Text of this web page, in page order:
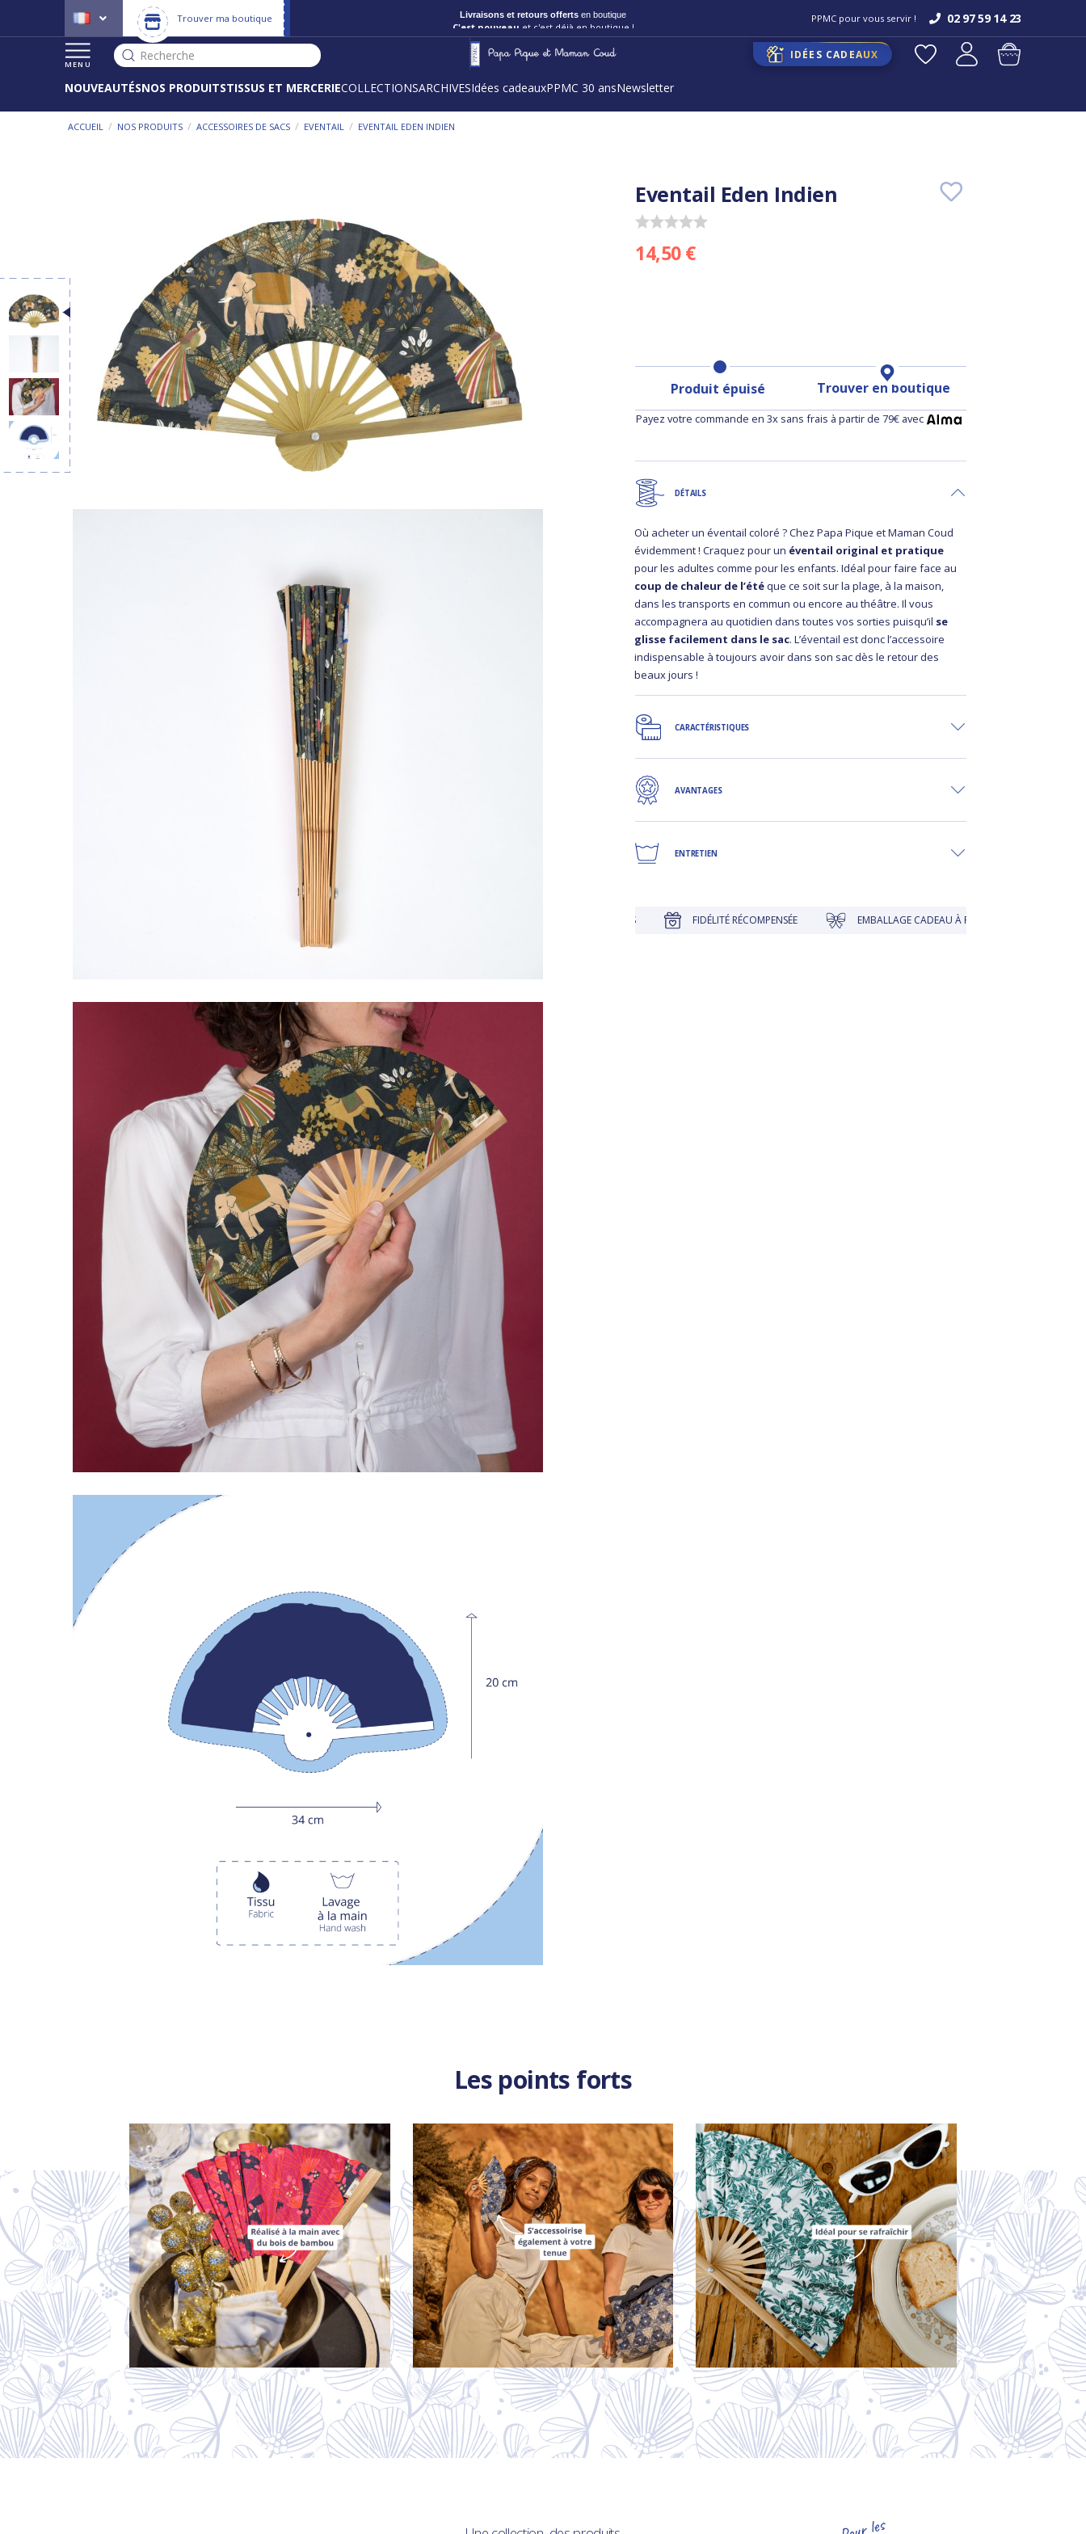
Trouver ma boutique C'est nouveau et c'est déjà en boutique ! PPMC pour vous servir ! 02 97 59 14 23
MENU
Recherche IDÉES CADEAUX
NOUVEAUTÉSNOS PRODUITSTISSUS ET MERCERIECOLLECTIONSARCHIVESIdées cadeauxPPMC 30 ansNewsletter
ACCUEIL / NOS PRODUITS / ACCESSOIRES DE SACS / EVENTAIL / EVENTAIL EDEN INDIEN
Eventail Eden Indien
14,50 €
Produit épuisé Trouver en boutique
Payez votre commande en 3x sans frais à partir de 79€ avec
DÉTAILS
Où acheter un éventail coloré ? Chez Papa Pique et Maman Coud
évidemment ! Craquez pour un éventail original et pratique
pour les adultes comme pour les enfants. Idéal pour faire face au
coup de chaleur de l’étéque ce soit sur la plage, à la maison,
dans les transports en commun ou encore au théâtre. Il vous
accompagnera au quotidien dans toutes vos sorties puisqu’il se
glisse facilement dans le sac. L’éventail est donc l’accessoire
indispensable à toujours avoir dans son sac dès le retour des
beaux jours !
CARACTÉRISTIQUES
AVANTAGES
ENTRETIEN
LIVRAISON OFFERTE EN BOUTIQUE FIDÉLITÉ RÉCOMPENSÉE EMBALLAGE CADEAU À PRIX DOUX
Les points forts